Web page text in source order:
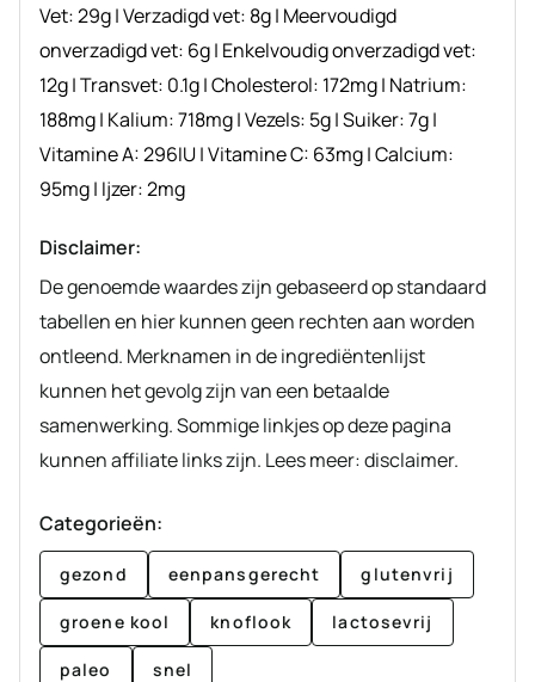
Vet:29g|Verzadigd vet: 8g| Meervoudigd
onverzadigd vet: 6g| Enkelvoudig onverzadigd vet:
12g|Transvet: 0.1g|Cholesterol: 172mg| Natrium:
188mg| Kalium:718mg|Vezels: 5g|Suiker:7g|
Vitamine A:296IU|Vitamine C: 63mg|Calcium:
95mg| Ijzer:2mg
Disclaimer:
De genoemde waardes zijn gebaseerd op standaard
tabellen en hier kunnen geen rechten aan worden
ontleend. Merknamen in de ingrediëntenlijst
kunnen het gevolg zijn van een betaalde
samenwerking. Sommige linkjes op deze pagina
kunnen affiliate links zijn. Lees meer: disclaimer.
Categorieën:
gezond eenpansgerecht glutenvrij
groene kool knoflook lactosevrij
paleo snel